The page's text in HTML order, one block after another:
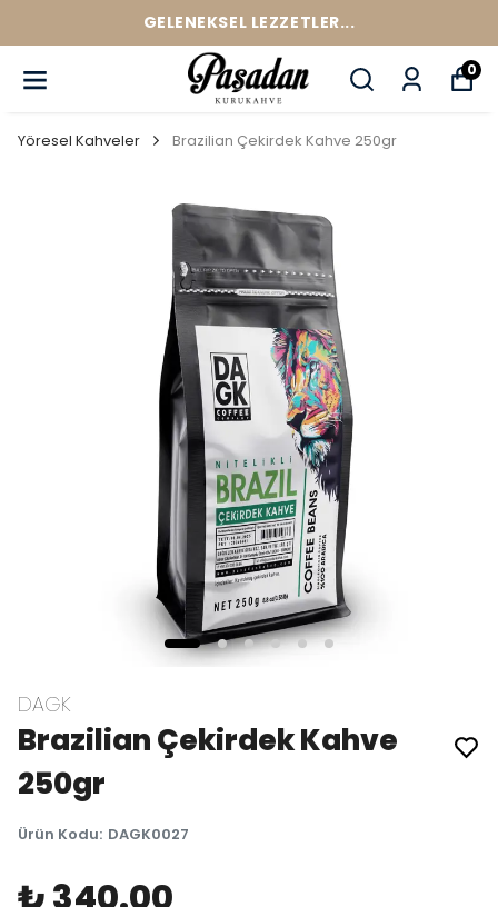
GELENEKSEL LEZZETLER...
0
Yöresel Kahveler Brazilian Çekirdek Kahve 250gr
DAGK
Brazilian Çekirdek Kahve
250gr
Ürün Kodu: DAGK0027